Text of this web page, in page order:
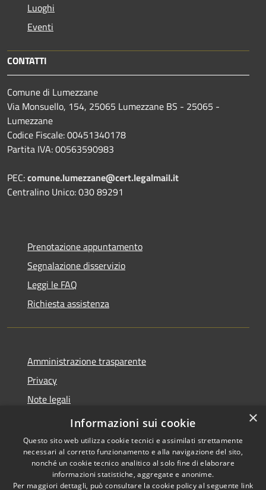
Luoghi
Eventi
CONTATTI
Comune di Lumezzane
Via Monsuello, 154, 25065 Lumezzane BS - 25065 -
Lumezzane
Codice Fiscale: 00451340178
Partita IVA: 00563590983
PEC:comune.lumezzane@cert.legalmail.it
Centralino Unico: 030 89291
Prenotazione appuntamento
Segnalazione disservizio
Leggi le FAQ
Richiesta assistenza
Amministrazione trasparente
Privacy
Note legali
Dichiarazione di accessibilità
Copyright © 2026 • Comune di
×
Informazioni sui cookie
Questo sito web utilizza cookie tecnici e assimilati strettamente
necessari al corretto funzionamento e alla navigazione del sito,
nonché un cookie tecnico analitico al solo fine di elaborare
informazioni statistiche, aggregate e anonime.
Per maggiori dettagli, può consultare la cookie policy al seguente link